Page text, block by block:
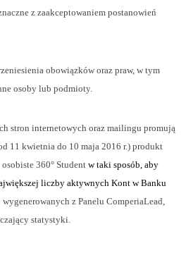
z zaakceptowaniem postanowień
obowiązków oraz praw, w tym
osoby lub podmioty.
stron internetowych oraz mailingu promują
11 kwietnia do 10 maja 2016 r.) produkt
360° Student w taki sposób, aby
liczby aktywnych Kont w Banku
wygenerowanych z Panelu ComperiaLead,
statystyki.